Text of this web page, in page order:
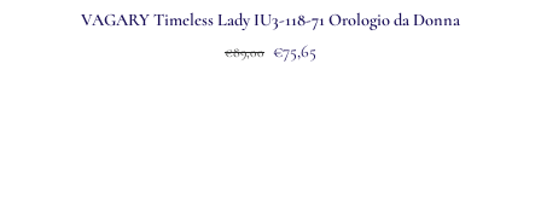
VAGARY Timeless Lady IU3-118-71 Orologio da Donna
€89,00 €75,65